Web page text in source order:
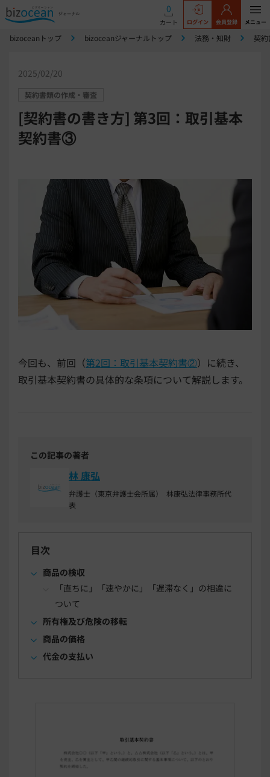
0
カート ログイン 会員登録 メニュー
bizoceanトップ bizoceanジャーナルトップ 法務・知財 契
2025/02/20
契約書類の作成・審査
[契約書の書き方] 第3回：取引基本
契約書③
今回も、前回（第2回：取引基本契約書②）に続き、
取引基本契約書の具体的な条項について解説します。
この記事の著者
林 康弘
弁護士（東京弁護士会所属） 林康弘法律事務所代
表
目次
商品の検収
「直ちに」「速やかに」「遅滞なく」の相違に
ついて
所有権及び危険の移転
商品の価格
代金の支払い